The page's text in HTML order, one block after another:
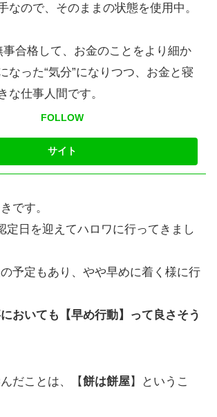
なので、そのままの状態を使用中。
合格して、お金のことをより細か
なった“気分”になりつつ、お金と寝
な仕事人間です。
FOLLOW
です。
定日を迎えてハロワに行ってきまし
予定もあり、やや早めに着く様に行
おいても【早め行動】って良さそう
だことは、【餅は餅屋】というこ